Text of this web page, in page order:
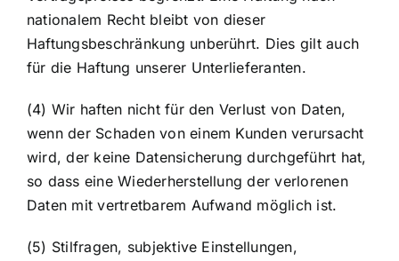
nationalem Recht bleibt von dieser
Haftungsbeschränkung unberührt. Dies gilt auch
für die Haftung unserer Unterlieferanten.
(4) Wir haften nicht für den Verlust von Daten,
wenn der Schaden von einem Kunden verursacht
wird, der keine Datensicherung durchgeführt hat,
so dass eine Wiederherstellung der verlorenen
Daten mit vertretbarem Aufwand möglich ist.
(5) Stilfragen, subjektive Einstellungen,